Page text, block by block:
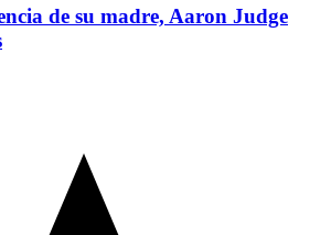
de su madre, Aaron Judge